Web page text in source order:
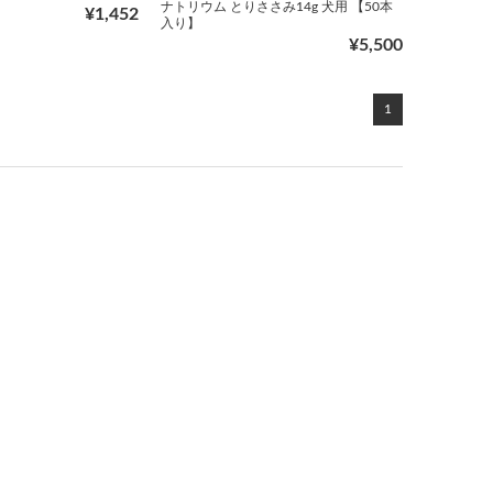
¥1,452
ナトリウム とりささみ14g 犬用 【50本
入り】
¥5,500
1